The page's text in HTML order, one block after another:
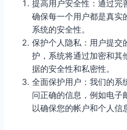
提高用户安全性：通过完
确保每一个用户都是真实
系统的安全性。
保护个人隐私：用户提交
护，系统将通过加密和其
据的安全性和私密性。
全面保护用户：我们的系
问正确的信息，例如电子
以确保您的帐户和个人信